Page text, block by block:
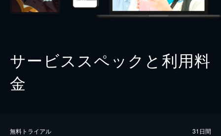
サービススペックと利用料
金
無料トライアル 31日間